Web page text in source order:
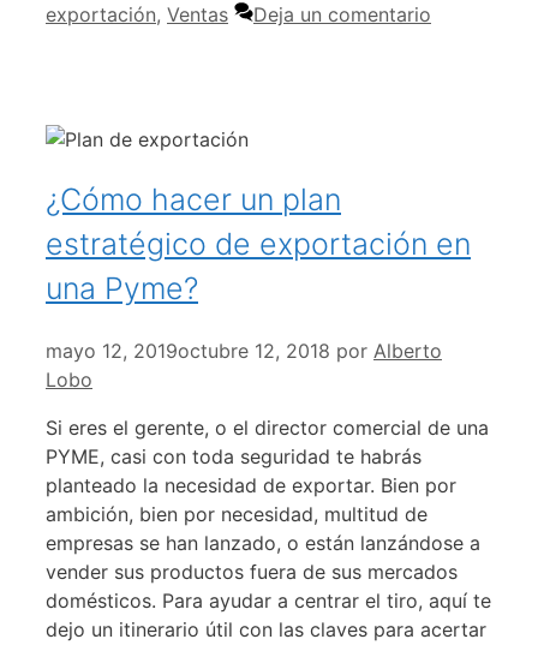
exportación, Ventas Deja un comentario
¿Cómo hacer un plan
estratégico de exportación en
una Pyme?
mayo 12, 2019octubre 12, 2018 por Alberto
Lobo
Si eres el gerente, o el director comercial de una
PYME, casi con toda seguridad te habrás
planteado la necesidad de exportar. Bien por
ambición, bien por necesidad, multitud de
empresas se han lanzado, o están lanzándose a
vender sus productos fuera de sus mercados
domésticos. Para ayudar a centrar el tiro, aquí te
dejo un itinerario útil con las claves para acertar